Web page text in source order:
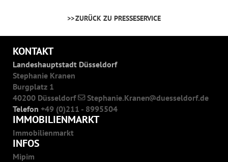
ZURÜCK ZU PRESSESERVICE
KONTAKT
Landeshauptstadt Düsseldorf
Stephanie Kranen
Burgplatz 1
40200 Düsseldorf
Stephanie.Kranen
duesseldorf.de
Telefon +49 (0)211 - 8995504
IMMOBILIENMARKT
Immobilienmarkt
INFOS
Mipim